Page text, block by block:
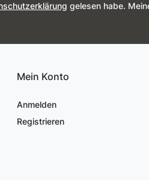
gelesen habe.
Mein Konto
Anmelden
Registrieren